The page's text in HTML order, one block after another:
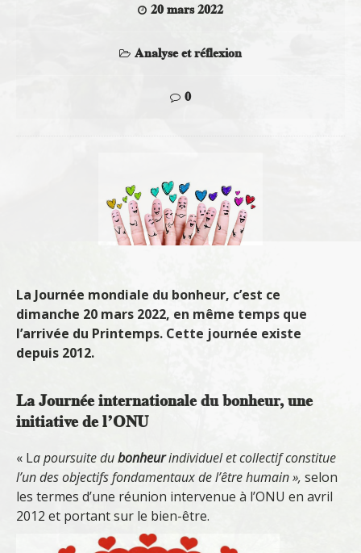
20 mars 2022
Analyse et réflexion
0
La Journée mondiale du bonheur, c’est ce
dimanche 20 mars 2022, en même temps que
l’arrivée du Printemps. Cette journée existe
depuis 2012.
La Journée internationale du bonheur, une
initiative de l’ONU
« La poursuite dubonheurindividuel et collectif constitue
l’un des objectifs fondamentaux de l’être humain », selon
les termes d’une réunion intervenue à l’ONU en avril
2012 et portant sur le bien-être.